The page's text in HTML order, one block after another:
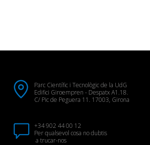
Parc Científic i Tecnològic de la UdG
Edifici Giroempren - Despatx A1.18.
C/ Pic de Peguera 11. 17003, Girona
+34 902 44 00 12
Per qualsevol cosa no dubtis
a trucar-nos